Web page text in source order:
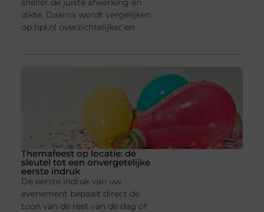
sneller de juiste afwerking en
dikte. Daarna wordt vergelijken
op hpl.nl overzichtelijker en
Themafeest op locatie: dé
sleutel tot een onvergetelijke
eerste indruk
De eerste indruk van uw
evenement bepaalt direct de
toon van de rest van de dag of